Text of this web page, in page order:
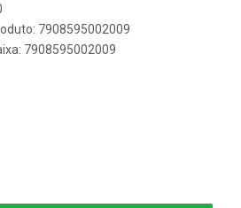
7908595002009
7908595002009